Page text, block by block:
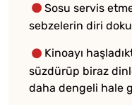
Sosu servis
sebzelerin diri
Kinoayı
süzdürüp biraz
daha dengeli hale